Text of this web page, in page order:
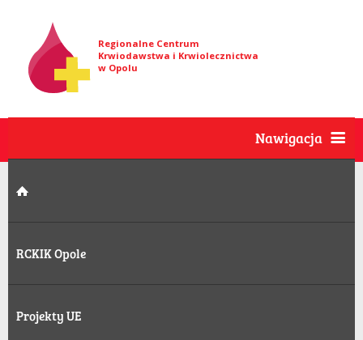
Regionalne Centrum
Krwiodawstwa i Krwiolecznictwa
w Opolu
Nawigacja
RCKIK Opole
Projekty UE